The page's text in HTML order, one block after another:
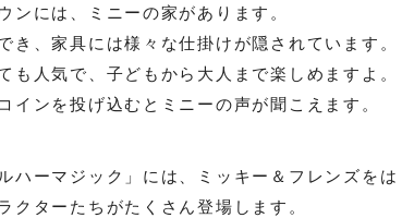
ンには、ミニーの家があります。
き、家具には様々な仕掛けが隠されています。
も人気で、子どもから大人まで楽しめますよ。
インを投げ込むとミニーの声が聞こえます。
ハーマジック」には、ミッキー＆フレンズをは
クターたちがたくさん登場します。